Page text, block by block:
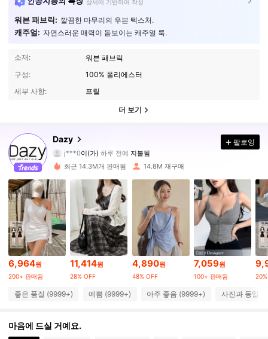
상세에 기반하여 작성
워븐 패브릭: 깔끔한 마무리의 우븐 텍스처.
캐주얼: 자연스러운 매력이 돋보이는 캐주얼 룩.
소재:
워븐 패브릭
구성:
100% 폴리에스터
세부 사항:
프릴
더 보기
Dazy4.91
j***0
a***2다음 5분 전에
4.91 6.6M 팔로워
4.91 6.6M 팔로워
4.91 6.6M 팔로워
4.91
팔로잉
최근 14.3M개 판매됨 14.8M 재구매
6,964원
200+ 판매됨
11,414원
28% OFF
4,890원
48% OFF
7,059원
100+ 판매됨
좋은 품질 (9999+) 예쁨 (9999+) 아주 좋음 (9999+) 사진과 동일
마음에 드실 거예요.